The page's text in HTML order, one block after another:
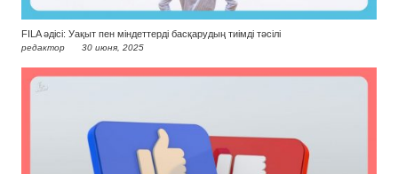
FILA әдісі: Уақыт пен міндеттерді басқарудың тиімді тәсілі
редактор 30 июня, 2025